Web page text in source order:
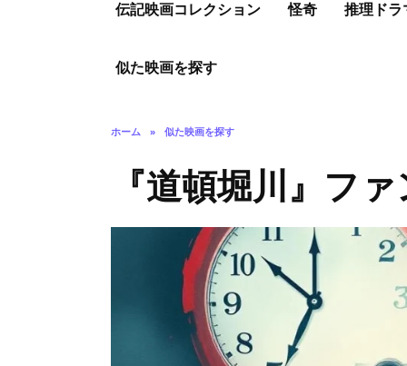
伝記映画コレクション 怪奇 推理ドラ
似た映画を探す
ホーム » 似た映画を探す
『道頓堀川』フ